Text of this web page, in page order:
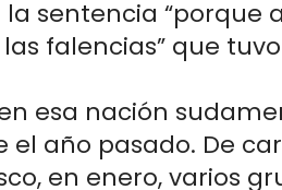
sentencia “porque
falencias” que
esa nación
el año pasado. De
en enero, varios